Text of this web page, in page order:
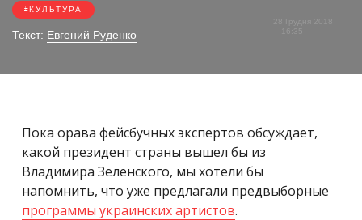
КУЛЬТУРА
Текст: Евгений Руденко
28 Грудня 2018
Пока орава фейсбучных экспертов обсуждает,
какой президент страны вышел бы из
Владимира Зеленского, мы хотели бы
напомнить, что уже предлагали предвыборные
программы украинских артистов.